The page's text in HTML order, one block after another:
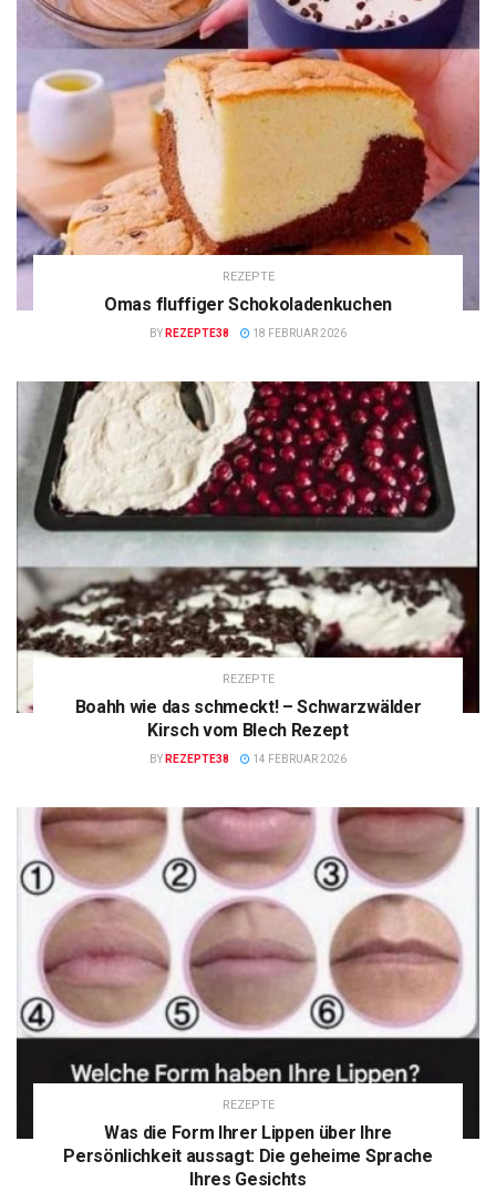
REZEPTE
Omas fluffiger Schokoladenkuchen
BY REZEPTE38 18 FEBRUAR 2026
REZEPTE
Boahh wie das schmeckt! – Schwarzwälder
Kirsch vom Blech Rezept
BY REZEPTE38 14 FEBRUAR 2026
REZEPTE
Was die Form Ihrer Lippen über Ihre
Persönlichkeit aussagt: Die geheime Sprache
Ihres Gesichts